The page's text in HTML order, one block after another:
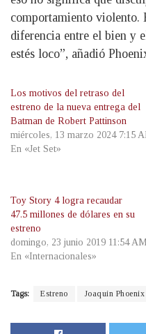
comportamiento violento.
diferencia entre el bien y
estés loco”, añadió
Los motivos del retraso del
estreno de la nueva entrega del
Batman de Robert Pattinson
miércoles, 13 marzo 2024 7:15
En «Jet Set»
Toy Story 4 logra recaudar
47.5 millones de dólares en su
estreno
domingo, 23 junio 2019 11:54 AM
En «Internacionales»
Tags: Estreno Joaquin Phoenix